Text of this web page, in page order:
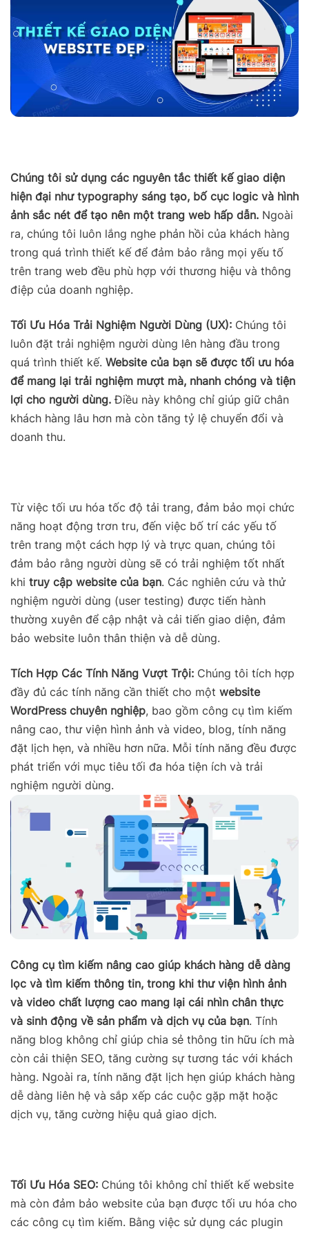
Chúng tôi sử dụng các nguyên tắc thiết kế giao diện
hiện đại như typography sáng tạo, bố cục logic và hình
ảnh sắc nét để tạo nên một trang web hấp dẫn. Ngoài
ra, chúng tôi luôn lắng nghe phản hồi của khách hàng
trong quá trình thiết kế để đảm bảo rằng mọi yếu tố
trên trang web đều phù hợp với thương hiệu và thông
điệp của doanh nghiệp.
Tối Ưu Hóa Trải Nghiệm Người Dùng (UX): Chúng tôi
luôn đặt trải nghiệm người dùng lên hàng đầu trong
quá trình thiết kế. Website của bạn sẽ được tối ưu hóa
để mang lại trải nghiệm mượt mà, nhanh chóng và tiện
lợi cho người dùng. Điều này không chỉ giúp giữ chân
khách hàng lâu hơn mà còn tăng tỷ lệ chuyển đổi và
doanh thu.
Từ việc tối ưu hóa tốc độ tải trang, đảm bảo mọi chức
năng hoạt động trơn tru, đến việc bố trí các yếu tố
trên trang một cách hợp lý và trực quan, chúng tôi
đảm bảo rằng người dùng sẽ có trải nghiệm tốt nhất
khi truy cập website của bạn. Các nghiên cứu và thử
nghiệm người dùng (user testing) được tiến hành
thường xuyên để cập nhật và cải tiến giao diện, đảm
bảo website luôn thân thiện và dễ dùng.
Tích Hợp Các Tính Năng Vượt Trội: Chúng tôi tích hợp
đầy đủ các tính năng cần thiết cho một website
WordPress chuyên nghiệp, bao gồm công cụ tìm kiếm
nâng cao, thư viện hình ảnh và video, blog, tính năng
đặt lịch hẹn, và nhiều hơn nữa. Mỗi tính năng đều được
phát triển với mục tiêu tối đa hóa tiện ích và trải
nghiệm người dùng.
Công cụ tìm kiếm nâng cao giúp khách hàng dễ dàng
lọc và tìm kiếm thông tin, trong khi thư viện hình ảnh
và video chất lượng cao mang lại cái nhìn chân thực
và sinh động về sản phẩm và dịch vụ của bạn. Tính
năng blog không chỉ giúp chia sẻ thông tin hữu ích mà
còn cải thiện SEO, tăng cường sự tương tác với khách
hàng. Ngoài ra, tính năng đặt lịch hẹn giúp khách hàng
dễ dàng liên hệ và sắp xếp các cuộc gặp mặt hoặc
dịch vụ, tăng cường hiệu quả giao dịch.
Tối Ưu Hóa SEO: Chúng tôi không chỉ thiết kế website
mà còn đảm bảo website của bạn được tối ưu hóa cho
các công cụ tìm kiếm. Bằng việc sử dụng các plugin